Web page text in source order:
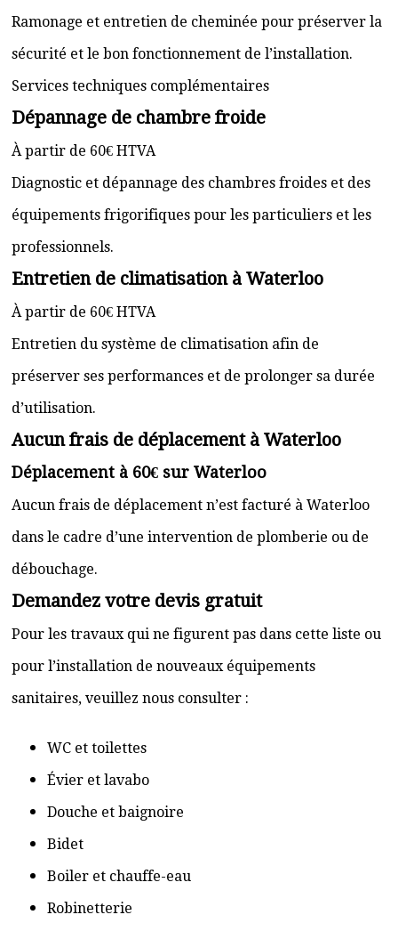
Ramonage et entretien de cheminée pour préserver la
sécurité et le bon fonctionnement de l’installation.
Services techniques complémentaires
Dépannage de chambre froide
À partir de 60€ HTVA
Diagnostic et dépannage des chambres froides et des
équipements frigorifiques pour les particuliers et les
professionnels.
Entretien de climatisation à Waterloo
À partir de 60€ HTVA
Entretien du système de climatisation afin de
préserver ses performances et de prolonger sa durée
d’utilisation.
Aucun frais de déplacement à Waterloo
Déplacement à 60€ sur Waterloo
Aucun frais de déplacement n’est facturé à Waterloo
dans le cadre d’une intervention de plomberie ou de
débouchage.
Demandez votre devis gratuit
Pour les travaux qui ne figurent pas dans cette liste ou
pour l’installation de nouveaux équipements
sanitaires, veuillez nous consulter :
WC et toilettes
Évier et lavabo
Douche et baignoire
Bidet
Boiler et chauffe-eau
Robinetterie